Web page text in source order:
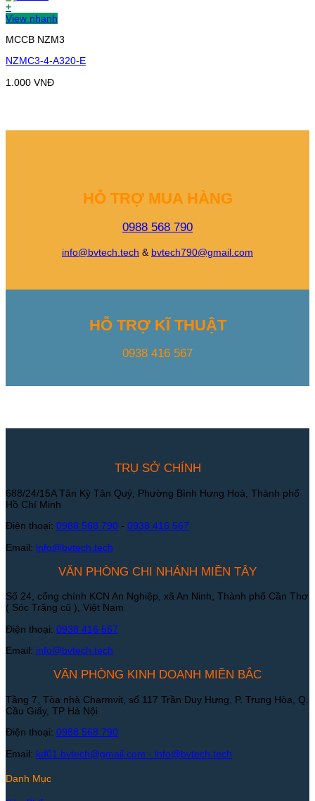
+
View nhanh
MCCB NZM3
NZMC3-4-A320-E
1.000 VNĐ
HỖ TRỢ MUA HÀNG
0988 568 790
info@bvtech.tech & bvtech790@gmail.com
HỖ TRỢ KĨ THUẬT
0938 416 567
TRỤ SỞ CHÍNH
688/24/15A Tân Kỳ Tân Quý, Phường Bình Hưng Hoà, Thành phố
Hồ Chí Minh
Điện thoại: 0988 568 790 - 0938 416 567
Email: info@bvtech.tech
VĂN PHÒNG CHI NHÁNH MIỀN TÂY
Số 24, cổng chính KCN An Nghiệp, xã An Ninh, Thành phố Cần Thơ
( Sóc Trăng cũ ), Việt Nam
Điện thoại: 0938 416 567
Email: info@bvtech.tech
VĂN PHÒNG KINH DOANH MIỀN BẮC
Tầng 7, Tòa nhà Charmvit, số 117 Trần Duy Hưng, P. Trung Hòa, Q.
Cầu Giấy, TP Hà Nội
Điện thoại: 0988 568 790
Email: kd01.bvtech@gmail.com - info@bvtech.tech
Danh Mục